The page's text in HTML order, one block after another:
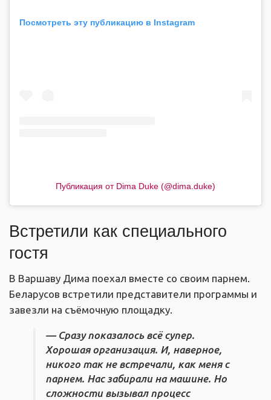
Посмотреть эту публикацию в Instagram
Публикация от Dima Duke (@dima.duke)
Встретили как специального
гостя
В Варшаву Дима поехал вместе со своим парнем.
Беларусов встретили представители программы и
завезли на съёмочную площадку.
— Сразу показалось всё супер.
Хорошая организация. И, наверное,
никого так не встречали, как меня с
парнем. Нас забирали на машине. Но
сложности вызывал процесс